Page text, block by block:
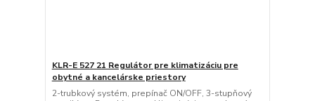
KLR-E 527 21 Regulátor pre klimatizáciu pre
obytné a kancelárske priestory
2-trubkový systém, prepínač ON/OFF, 3-stupňový